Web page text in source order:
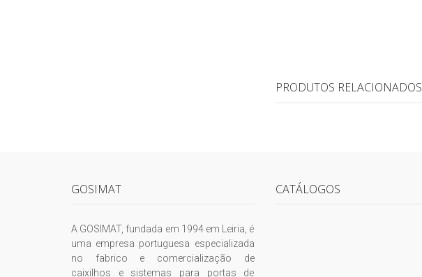
PRODUTOS RELACIONADOS
GOSIMAT
A GOSIMAT, fundada em 1994 em Leiria, é
uma empresa portuguesa especializada
no fabrico e comercialização de
caixilhos e sistemas para portas de
CATÁLOGOS